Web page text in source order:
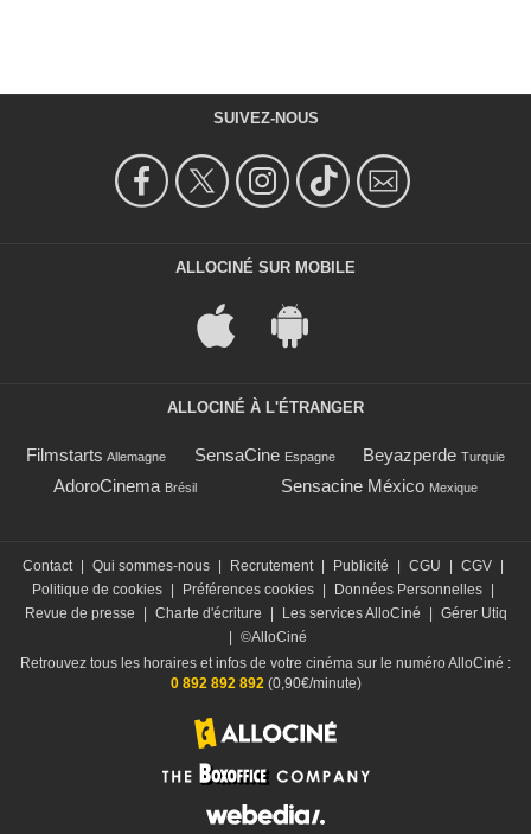
SUIVEZ-NOUS
ALLOCINÉ SUR MOBILE
ALLOCINÉ À L'ÉTRANGER
Filmstarts Allemagne SensaCine Espagne Beyazperde Turquie
AdoroCinema Brésil Sensacine México Mexique
Contact Qui sommes-nous Recrutement Publicité CGU CGV
Politique de cookies
Préférences cookies Données Personnelles
Revue de presse
Charte d'écriture Les services AlloCiné
Gérer Utiq
©AlloCiné
Retrouvez tous les horaires et infos de votre cinéma sur le numéro AlloCiné :
0 892 892 892(0,90€/minute)